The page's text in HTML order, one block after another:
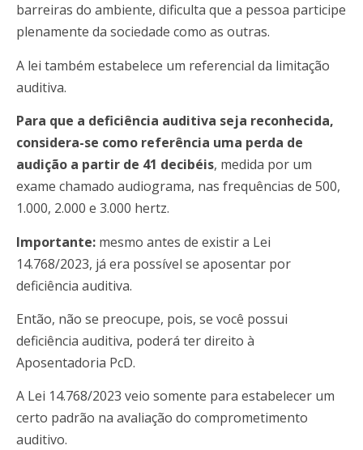
barreiras do ambiente, dificulta que a pessoa participe
plenamente da sociedade como as outras.
A lei também estabelece um referencial da limitação
auditiva.
Para que a deficiência auditiva seja reconhecida,
considera-se como referência uma perda de
audição a partir de 41 decibéis, medida por um
exame chamado audiograma, nas frequências de 500,
1.000, 2.000 e 3.000 hertz.
Importante: mesmo antes de existir a Lei
14.768/2023, já era possível se aposentar por
deficiência auditiva.
Então, não se preocupe, pois, se você possui
deficiência auditiva, poderá ter direito à
Aposentadoria PcD.
A Lei 14.768/2023 veio somente para estabelecer um
certo padrão na avaliação do comprometimento
auditivo.